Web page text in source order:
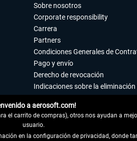
Sobre nosotros
Corporate responsibility
Carrera
Partners
Condiciones Generales de
Pago y envío
Derecho de revocación
Indicaciones sobre la
Accesibilidad
Aviso legal
a aerosoft.com!
el carrito de compras), otros nos ayudan a
usuario.
en la configuración de privacidad, donde